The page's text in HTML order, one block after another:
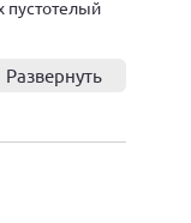
пустотелый
Развернуть